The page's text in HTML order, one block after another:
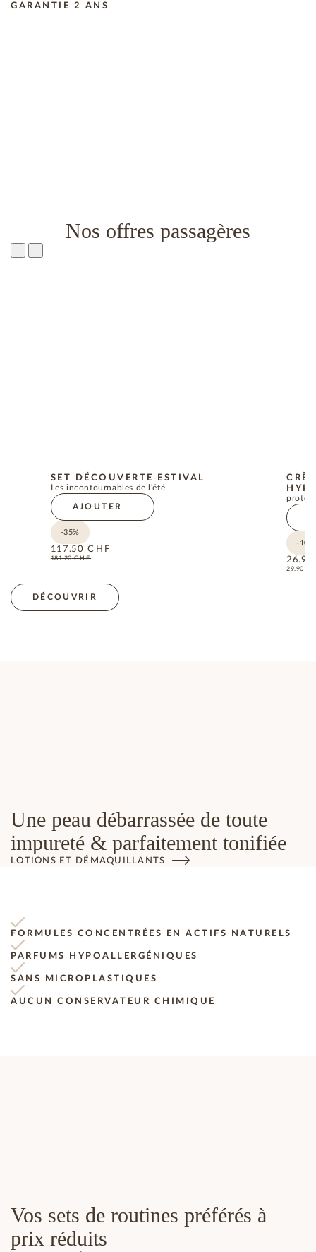
GARANTIE 2 ANS
Nos offres passagères
SET DÉCOUVERTE ESTIVAL
Les incontournables de l'été
AJOUTER
-35%
117.50 CHF
181.20CHF
-10%
26.90
29.90
DÉCOUVRIR
Une peau débarrassée de toute
impureté & parfaitement tonifiée
LOTIONS ET DÉMAQUILLANTS
FORMULES CONCENTRÉES EN ACTIFS NATURELS
PARFUMS HYPOALLERGÉNIQUES
SANS MICROPLASTIQUES
AUCUN CONSERVATEUR CHIMIQUE
Vos sets de routines préférés à
prix réduits